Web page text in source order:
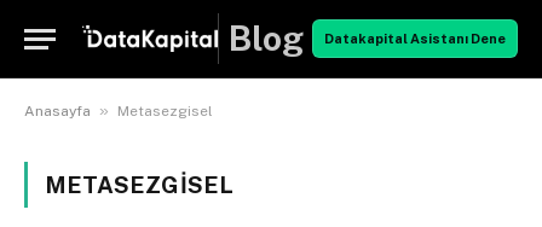
Blog Datakapital Asistanı Dene
Anasayfa » Metasezgisel
METASEZGISEL